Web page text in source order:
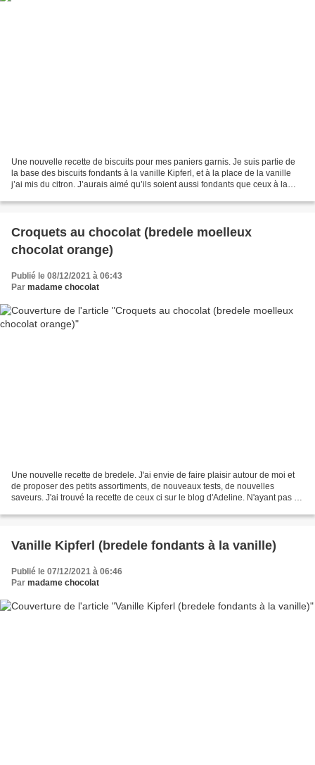
Une nouvelle recette de biscuits pour mes paniers garnis. Je suis partie de
la base des biscuits fondants à la vanille Kipferl, et à la place de la vanille
j’ai mis du citron. J’aurais aimé qu’ils soient aussi fondants que ceux à la
Croquets au chocolat (bredele moelleux
chocolat orange)
Publié le 08/12/2021 à 06:43
Par madame chocolat
Une nouvelle recette de bredele. J'ai envie de faire plaisir autour de moi et
de proposer des petits assortiments, de nouveaux tests, de nouvelles
saveurs. J'ai trouvé la recette de ceux ci sur le blog d'Adeline. N'ayant pas de
Vanille Kipferl (bredele fondants à la vanille)
Publié le 07/12/2021 à 06:46
Par madame chocolat